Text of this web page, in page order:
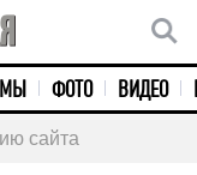
ФОТО ВИДЕО
сайта